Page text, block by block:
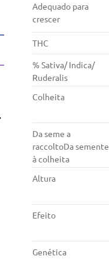
Adequado para
crescer
THC
% Sativa/ Indica/
Ruderalis
Colheita
Da seme a
raccoltoDa semente
à colheita
Altura
Efeito
Genética